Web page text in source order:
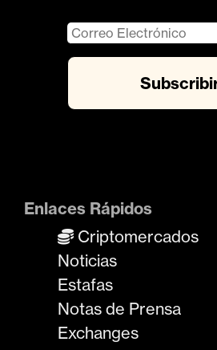
Enlaces Rápidos
Criptomercados
Noticias
Estafas
Notas de Prensa
Exchanges